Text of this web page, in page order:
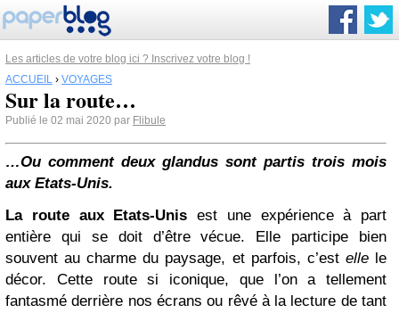
Les articles de votre blog ici ? Inscrivez votre blog !
ACCUEIL › VOYAGES
Sur la route…
Publié le 02 mai 2020 par Flibule
…Ou comment deux glandus sont partis trois mois
aux Etats-Unis.
La route aux Etats-Unis est une expérience à part
entière qui se doit d’être vécue. Elle participe bien
souvent au charme du paysage, et parfois, c’est ellele
décor. Cette route si iconique, que l’on a tellement
fantasmé derrière nos écrans ou rêvé à la lecture de tant